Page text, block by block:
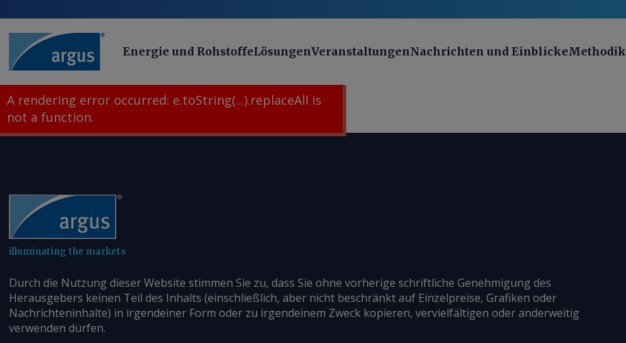
Energie und RohstoffeLösungenVeranstaltungenNachrichten und EinblickeMethodik
A rendering error occurred: e.toString(...).replaceAll is
not a function.
illuminating the markets
Durch die Nutzung dieser Website stimmen Sie zu, dass Sie ohne vorherige schriftliche Genehmigung des
Herausgebers keinen Teil des Inhalts (einschließlich, aber nicht beschränkt auf Einzelpreise, Grafiken oder
Nachrichteninhalte) in irgendeiner Form oder zu irgendeinem Zweck kopieren, vervielfältigen oder anderweitig
verwenden dürfen.